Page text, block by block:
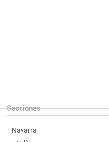
Secciones
Navarra